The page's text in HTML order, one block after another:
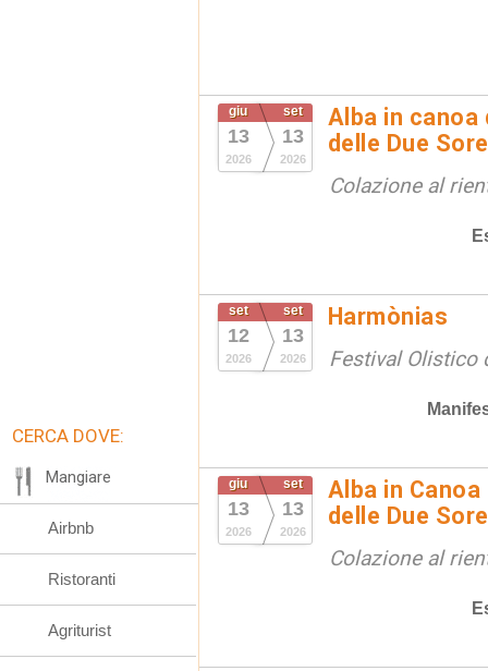
giu
13
2026
set
13
2026
Alba in canoa
delle Due
Colazione al
set
12
2026
set
13
2026
Harmònias
Festival Olistico
giu
13
2026
set
13
2026
Alba in
delle Due
Colazione al
CERCA DOVE:
Mangiare
Airbnb
Ristoranti
Agriturist